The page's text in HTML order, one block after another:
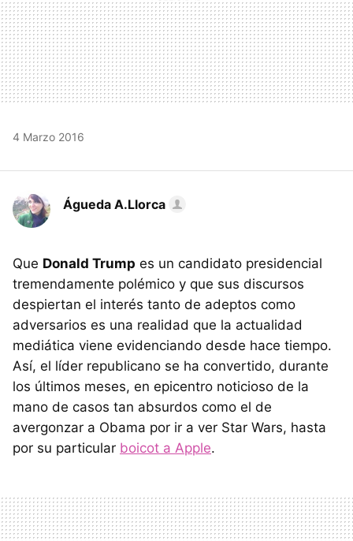
4 Marzo 2016
Águeda A.Llorca
Que Donald Trump es un candidato presidencial
tremendamente polémico y que sus discursos
despiertan el interés tanto de adeptos como
adversarios es una realidad que la actualidad
mediática viene evidenciando desde hace tiempo.
Así, el líder republicano se ha convertido, durante
los últimos meses, en epicentro noticioso de la
mano de casos tan absurdos como el de
avergonzar a Obama por ir a ver Star Wars, hasta
por su particular boicot a Apple.